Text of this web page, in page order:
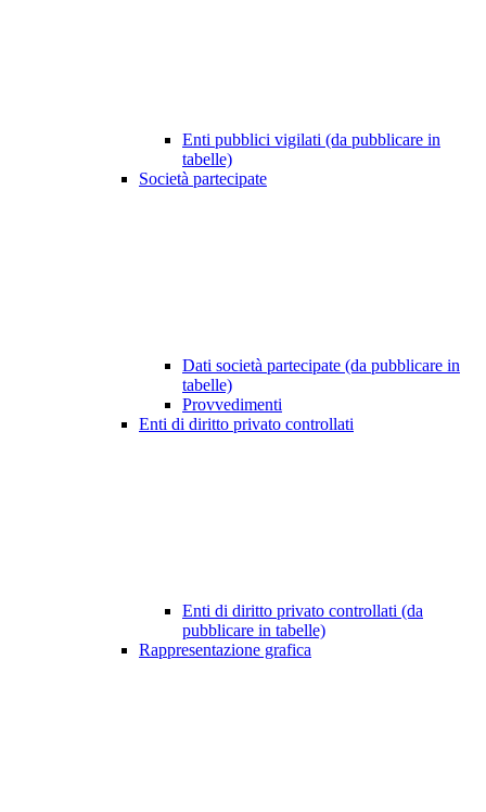
Enti pubblici vigilati (da pubblicare in
tabelle)
Società partecipate
Dati società partecipate (da pubblicare in
tabelle)
Provvedimenti
Enti di diritto privato controllati
Enti di diritto privato controllati (da
pubblicare in tabelle)
Rappresentazione grafica